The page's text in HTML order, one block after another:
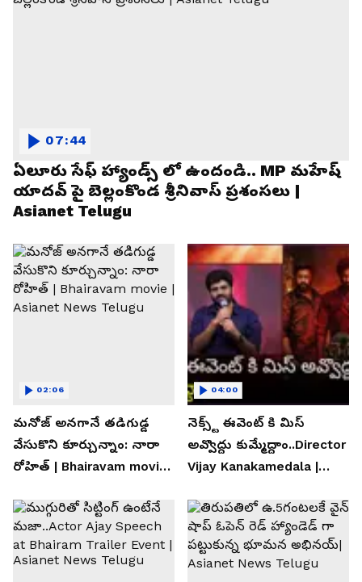
ఏలూరు సేఫ్ హ్యాండ్స్ లో ఉందండి.. MP మహేష్
యాదవ్ పై బెల్లంకొండ శ్రీనివాస్ ప్రశంసలు |
Asianet Telugu
07:44
మనోజ్ అనగానే తడిగుడ్డ
వేసుకొని కూర్చున్నాం: నారా
రోహిత్ | Bhairavam movie |
02:06
నెక్స్ట్ ఈవెంట్ కి మిస్
అవ్వొద్దు కుమ్మేద్దాం..Director
Vijay Kanakamedala |
04:00